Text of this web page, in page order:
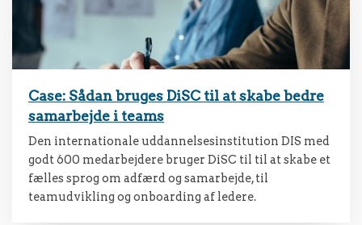
Case: Sådan bruges DiSC til at skabe bedre
samarbejde i teams
Den internationale uddannelsesinstitution DIS med
godt 600 medarbejdere bruger DiSC til til at skabe et
fælles sprog om adfærd og samarbejde, til
teamudvikling og onboarding af ledere.